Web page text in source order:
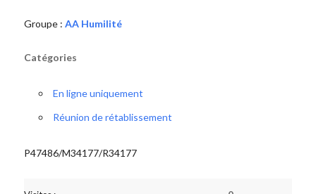
Groupe : AA Humilité
Catégories
En ligne uniquement
Réunion de rétablissement
P47486/M34177/R34177